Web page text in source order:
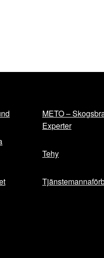
METO –
Experter
Tehy